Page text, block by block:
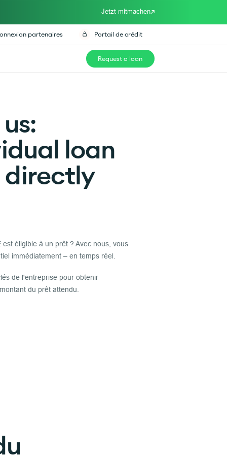
Jetzt mitmachen
partenaires Portail de crédit
Request a loan
loan
directly
éligible à un prêt ? Avec nous, vous
immédiatement – en temps réel.
de l'entreprise pour obtenir
du prêt attendu.